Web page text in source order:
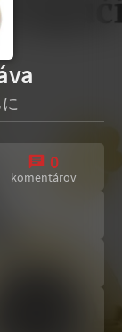
0
komentárov